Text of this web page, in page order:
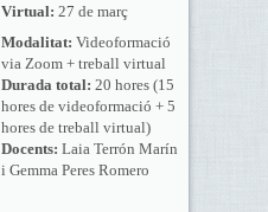
Virtual: 27 de març
Modalitat: Videoformació
via Zoom + treball virtual
Durada total: 20 hores (15
hores de videoformació + 5
hores de treball virtual)
Docents: Laia Terrón Marín
i Gemma Peres Romero